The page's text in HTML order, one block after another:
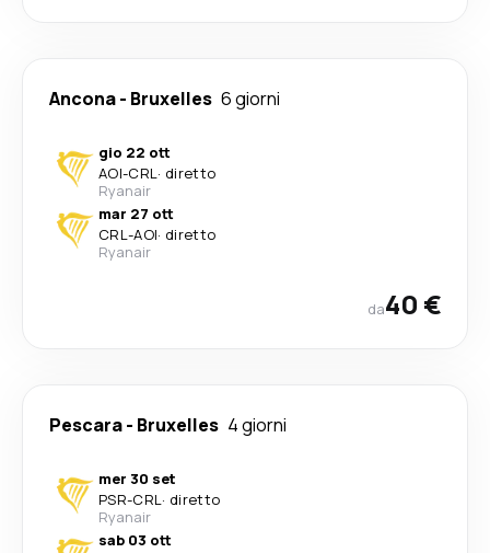
Ancona- Bruxelles 6 giorni
gio 22 ott
AOI-CRL· diretto
Ryanair
mar 27 ott
CRL-AOI· diretto
Ryanair
da40 €
Pescara- Bruxelles 4 giorni
mer 30 set
PSR-CRL· diretto
Ryanair
sab 03 ott